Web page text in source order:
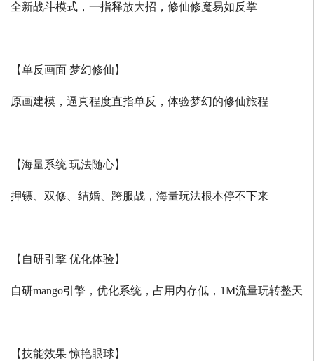
全新战斗模式，一指释放大招，修仙修魔易如反掌
【单反画面 梦幻修仙】
原画建模，逼真程度直指单反，体验梦幻的修仙旅程
【海量系统 玩法随心】
押镖、双修、结婚、跨服战，海量玩法根本停不下来
【自研引擎 优化体验】
自研mango引擎，优化系统，占用内存低， 1M流量玩转整天
【技能效果 惊艳眼球】